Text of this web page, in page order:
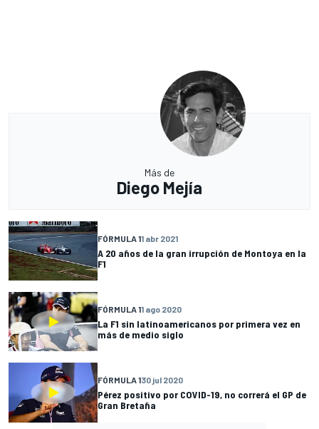
Más de
Diego Mejía
FÓRMULA 11 abr 2021
A 20 años de la gran irrupción de Montoya en la
F1
FÓRMULA 11 ago 2020
La F1 sin latinoamericanos por primera vez en
más de medio siglo
FÓRMULA 130 jul 2020
Pérez positivo por COVID-19, no correrá el GP de
Gran Bretaña